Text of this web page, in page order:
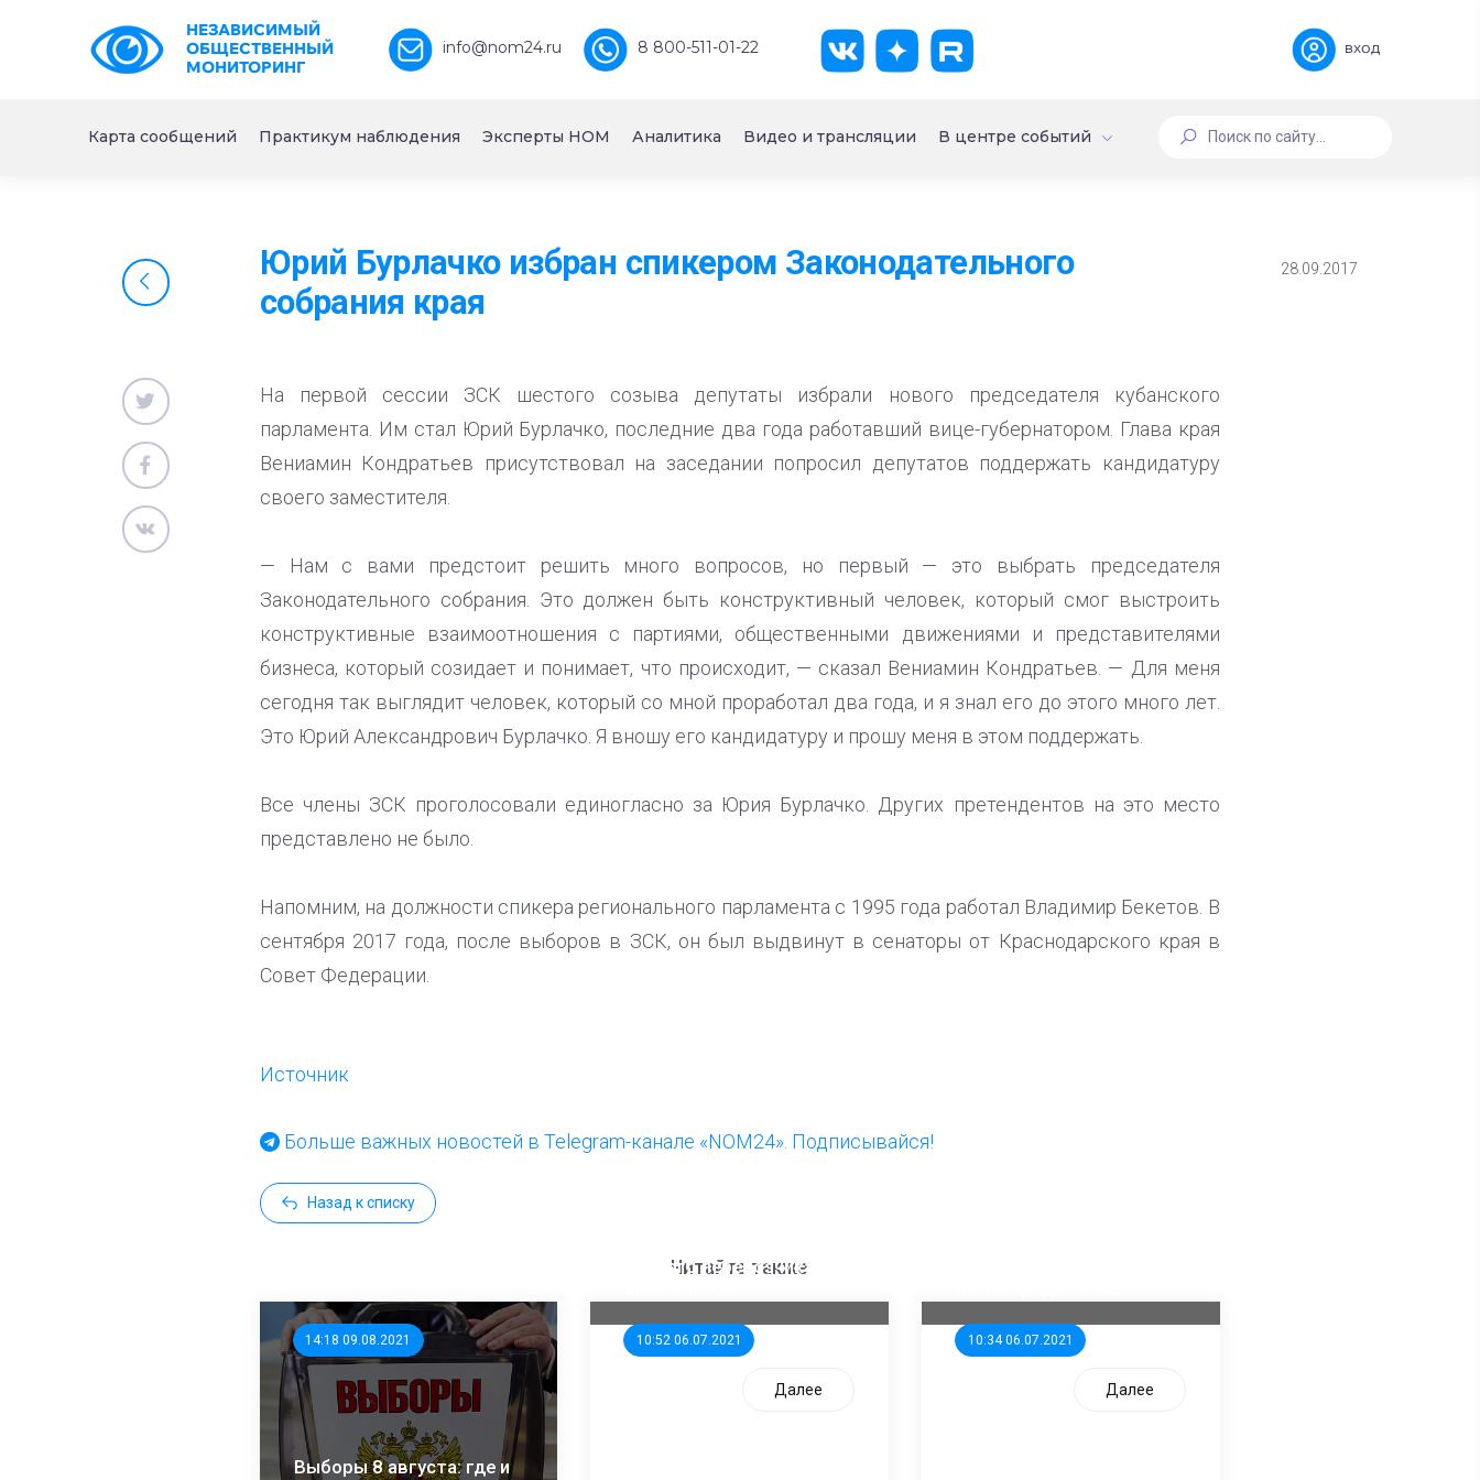
НЕЗАВИСИМЫЙ
ОБЩЕСТВЕННЫЙ
МОНИТОРИНГ
info@nom24.ru 8 800-511-01-22 вход
Карта сообщений Практикум наблюдения Эксперты НОМ Аналитика Видео и трансляции В центре событий
Юрий Бурлачко избран спикером Законодательного
собрания края
28.09.2017
На первой сессии ЗСК шестого созыва депутаты избрали нового председателя кубанского
парламента. Им стал Юрий Бурлачко, последние два года работавший вице-губернатором. Глава края
Вениамин Кондратьев присутствовал на заседании попросил депутатов поддержать кандидатуру
своего заместителя.
— Нам с вами предстоит решить много вопросов, но первый — это выбрать председателя
Законодательного собрания. Это должен быть конструктивный человек, который смог выстроить
конструктивные взаимоотношения с партиями, общественными движениями и представителями
бизнеса, который созидает и понимает, что происходит, — сказал Вениамин Кондратьев. — Для меня
сегодня так выглядит человек, который со мной проработал два года, и я знал его до этого много лет.
Это Юрий Александрович Бурлачко. Я вношу его кандидатуру и прошу меня в этом поддержать.
Все члены ЗСК проголосовали единогласно за Юрия Бурлачко. Других претендентов на это место
представлено не было.
Напомним, на должности спикера регионального парламента с 1995 года работал Владимир Бекетов. В
сентября 2017 года, после выборов в ЗСК, он был выдвинут в сенаторы от Краснодарского края в
Совет Федерации.
Источник
Больше важных новостей в Telegram-канале «NOM24». Подписывайся!
Назад к списку
Читайте также
14:18 09.08.2021
Выборы 8 августа: где и
10:52 06.07.2021
единого перевозчика для
Далее
10:34 06.07.2021
Далее